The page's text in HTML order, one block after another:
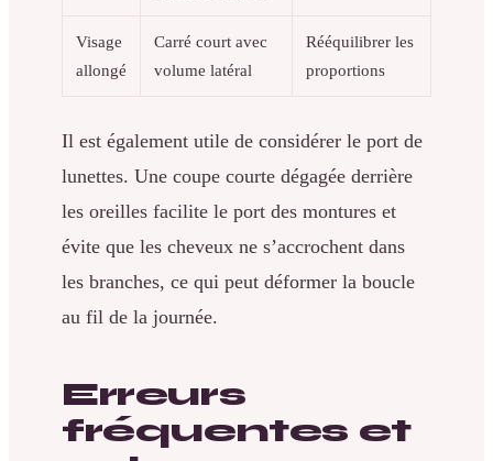
Visage
allongé
Carré court avec
volume latéral
Rééquilibrer les
proportions
Il est également utile de considérer le port de
lunettes. Une coupe courte dégagée derrière
les oreilles facilite le port des montures et
évite que les cheveux ne s’accrochent dans
les branches, ce qui peut déformer la boucle
au fil de la journée.
Erreurs
fréquentes et